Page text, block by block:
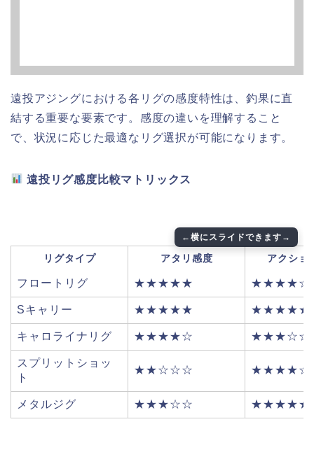
遠投アジングにおける各リグの感度特性は、釣果に直
結する重要な要素です。感度の違いを理解すること
で、状況に応じた最適なリグ選択が可能になります。
遠投リグ感度比較マトリックス
リグタイプ アタリ感度 アクショ
フロートリグ ★★★★★ ★★★★☆
Sキャリー ★★★★★ ★★★★★
キャロライナリグ ★★★★☆ ★★★☆☆
スプリットショッ
ト
★★☆☆☆ ★★★★☆
メタルジグ ★★★☆☆ ★★★★★